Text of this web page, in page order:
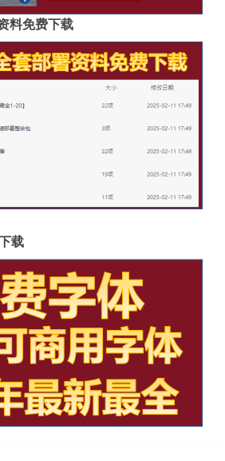
料免费下载
载